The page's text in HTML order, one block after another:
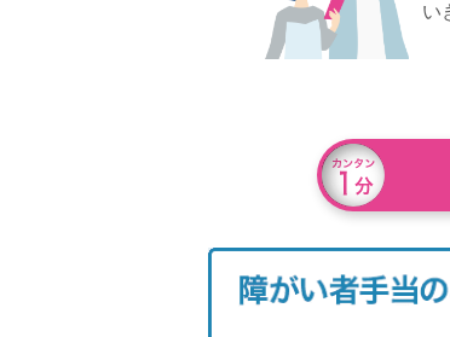
い